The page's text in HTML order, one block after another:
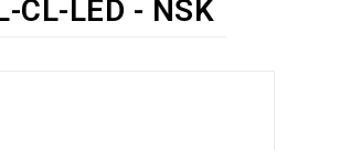
CL-LED - NSK